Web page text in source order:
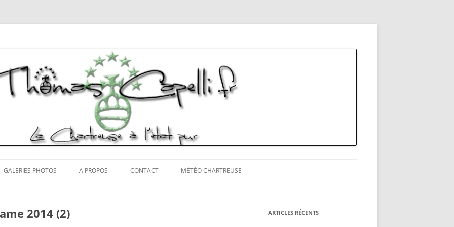
Chartreuse
GALERIES PHOTOS A PROPOS CONTACT MÉTÉO CHARTREUSE
2014 (2) ARTICLES RÉCENTS